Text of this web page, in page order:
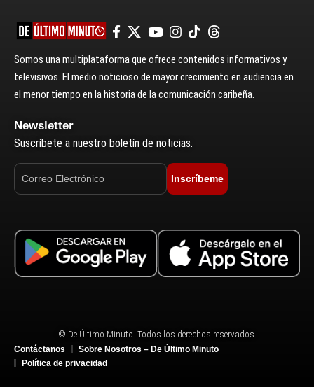
Somos una multiplataforma que ofrece contenidos informativos y
televisivos. El medio noticioso de mayor crecimiento en audiencia en
el menor tiempo en la historia de la comunicación caribeña.
Newsletter
Suscríbete a nuestro boletín de noticias.
Inscríbeme
© De Último Minuto. Todos los derechos reservados.
Contáctanos
Sobre Nosotros – De Último Minuto
Política de privacidad